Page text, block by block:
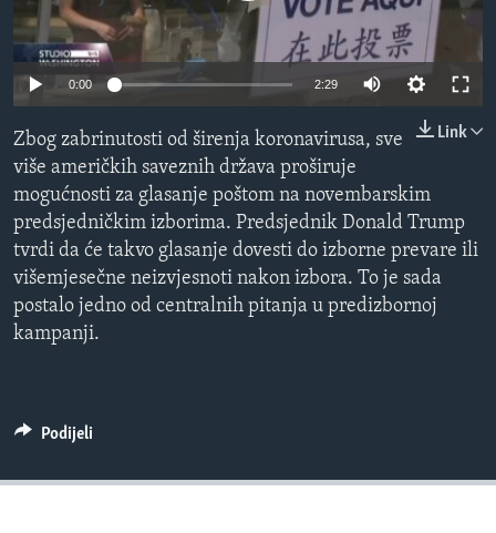
MAGAZIN
O GLASU AMERIKE
PRATITE NAS
Jezici
0:00 2:29
Link
Zbog zabrinutosti od širenja koronavirusa, sve
više američkih saveznih država proširuje
mogućnosti za glasanje poštom na novembarskim
predsjedničkim izborima. Predsjednik Donald Trump
tvrdi da će takvo glasanje dovesti do izborne prevare ili
višemjesečne neizvjesnoti nakon izbora. To je sada
postalo jedno od centralnih pitanja u predizbornoj
kampanji.
Podijeli